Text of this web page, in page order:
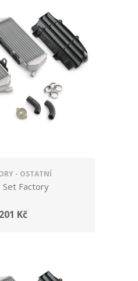
- OSTATNÍ
Set Factory
Kč